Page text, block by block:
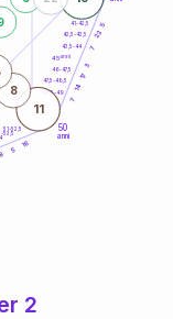
50
anni
41-42,5
42,5-43,5
43,5-44
46-47,5
47,5-48,5
48,5-49
51-52,5
53,5
5
22
7
3
17
14
7
16
5
8
11
8
45anni
2